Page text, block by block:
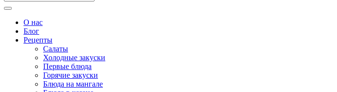
О нас
Блог
Рецепты
Салаты
Холодные закуски
Первые блюда
Горячие закуски
Блюда на мангале